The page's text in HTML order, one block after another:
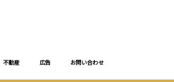
不動産 広告 お問い合わせ